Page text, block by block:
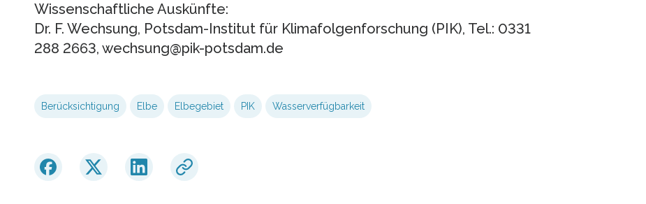
Wissenschaftliche Auskünfte:
Dr. F. Wechsung, Potsdam-Institut für Klimafolgenforschung (PIK), Tel.: 0331
288 2663, wechsung@pik-potsdam.de
Berücksichtigung Elbe Elbegebiet PIK Wasserverfügbarkeit